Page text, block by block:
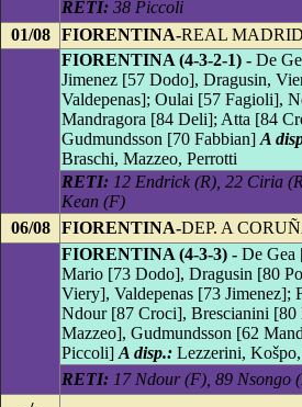
RETI: 38 Piccoli
01/08
FIORENTINA-REAL
FIORENTINA (4-3-2-1) - De
Jimenez [57 Dodo], Dragusin,
Valdepenas]; Oulai [57 Fagioli],
Mandragora [84 Deli]; Atta [84
Gudmundsson [70 Fabbian] A
Braschi, Mazzeo, Perrotti
RETI: 12 Endrick (R), 22 Ciria
Kean (F)
06/08
FIORENTINA-DEP. A
FIORENTINA (4-3-3) - De Gea
Mario [73 Dodo], Dragusin [80
Viery], Valdepenas [73 Jimenez];
Ndour [87 Croci], Brescianini [80
Mazzeo], Gudmundsson [62
Piccoli] A disp.: Lezzerini,
RETI: 17 Ndour (F), 89 Nsongo